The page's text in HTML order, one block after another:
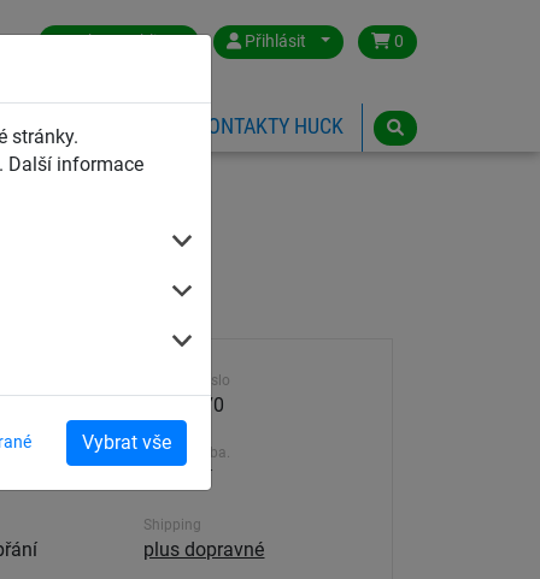
stránky.
Další informace
Vybrat vše
Czech Republic Přihlásit 0
KONTAKTY HUCK
Výrobek číslo
1903-070
Dodací doba.
7-21 dní
Shipping
plus dopravné